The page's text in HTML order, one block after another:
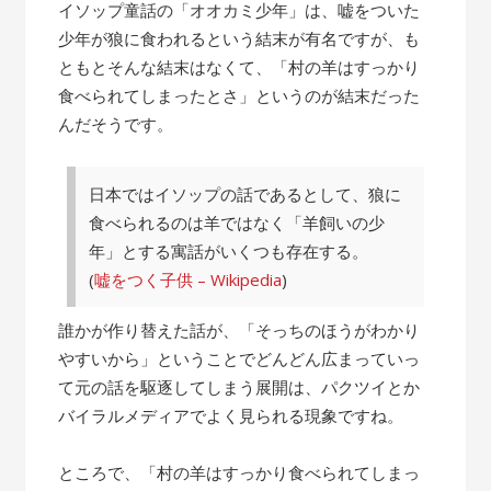
話”
イソップ童話の「オオカミ少年」は、嘘をついた
少年が狼に食われるという結末が有名ですが、も
ともとそんな結末はなくて、「村の羊はすっかり
食べられてしまったとさ」というのが結末だった
んだそうです。
日本ではイソップの話であるとして、狼に
食べられるのは羊ではなく「羊飼いの少
年」とする寓話がいくつも存在する。
(嘘をつく子供 – Wikipedia)
誰かが作り替えた話が、「そっちのほうがわかり
やすいから」ということでどんどん広まっていっ
て元の話を駆逐してしまう展開は、パクツイとか
バイラルメディアでよく見られる現象ですね。
ところで、「村の羊はすっかり食べられてしまっ